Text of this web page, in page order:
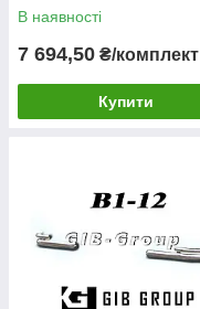
В наявності
7 694,50 ₴/комплект
Купити